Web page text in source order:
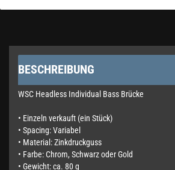
BESCHREIBUNG
WSC Headless Individual Bass Brücke
• Einzeln verkauft (ein Stück)
• Spacing: Variabel
• Material: Zinkdruckguss
• Farbe: Chrom, Schwarz oder Gold
• Gewicht: ca. 80 g